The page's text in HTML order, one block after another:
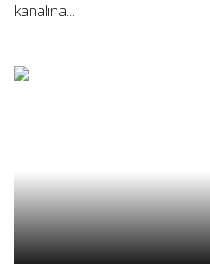
kanalına...